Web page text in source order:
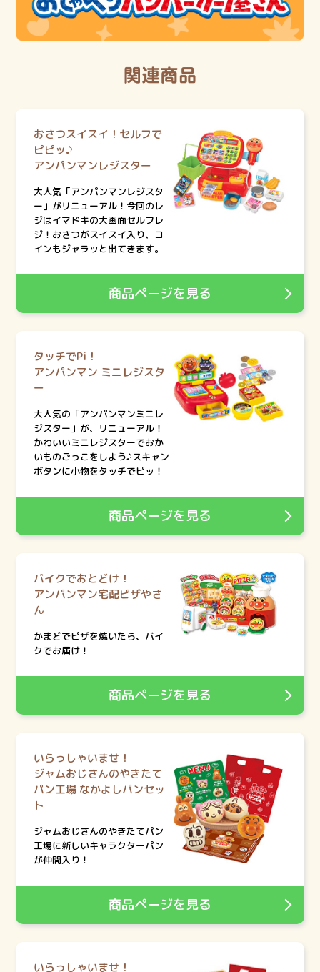
おさつスイスイ！セルフで
ピピッ♪
アンパンマンレジスター
大人気「アンパンマンレジスタ
ー」がリニューアル！今回のレ
ジはイマドキの大画面セルフレ
ジ！おさつがスイスイ入り、コ
インもジャラッと出てきます。
商品ページを見る
タッチでPi！
アンパンマン ミニレジスタ
ー
大人気の「アンパンマンミニレ
ジスター」が、リニューアル！
かわいいミニレジスターでおか
いものごっこをしよう♪スキャン
ボタンに小物をタッチでピッ！
商品ページを見る
バイクでおとどけ！
アンパンマン宅配ピザやさ
ん
かまどでピザを焼いたら、バイ
クでお届け！
商品ページを見る
いらっしゃいませ！
ジャムおじさんのやきたて
パン工場 なかよしパンセッ
ト
ジャムおじさんのやきたてパン
工場に新しいキャラクターパン
が仲間入り！
商品ページを見る
いらっしゃいませ！